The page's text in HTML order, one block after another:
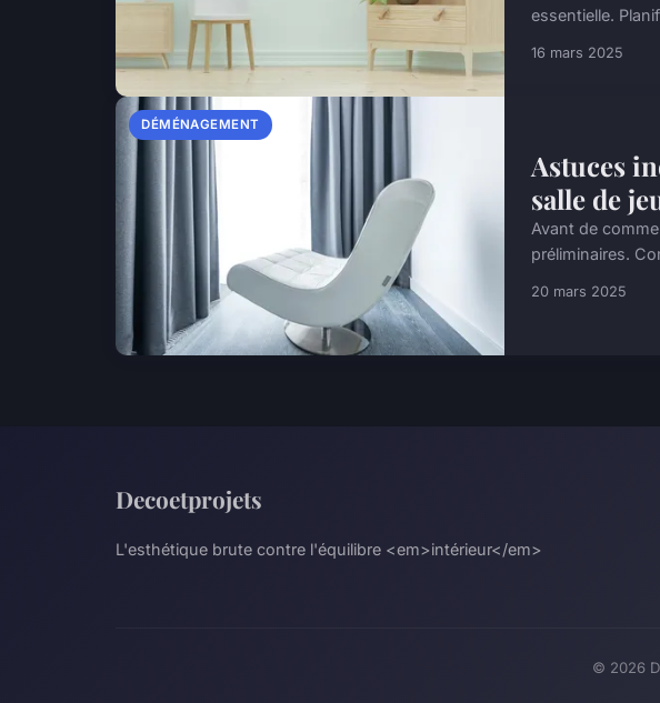
essentielle.
16 mars 2025
DÉMÉNAGEMENT
Astuces
salle de
Avant de
préliminaires.
20 mars 2025
Decoetprojets
L'esthétique brute contre l'équilibre <em>intérieur</em>
© 2026